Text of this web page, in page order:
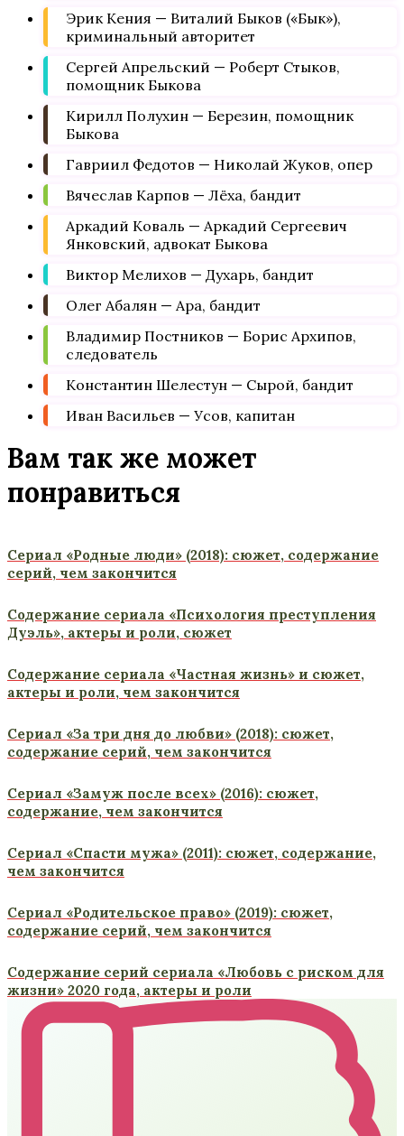
Эрик Кения — Виталий Быков («Бык»),
криминальный авторитет
Сергей Апрельский — Роберт Стыков,
помощник Быкова
Кирилл Полухин — Березин, помощник
Быкова
Гавриил Федотов — Николай Жуков, опер
Вячеслав Карпов — Лёха, бандит
Аркадий Коваль — Аркадий Сергеевич
Янковский, адвокат Быкова
Виктор Мелихов — Духарь, бандит
Олег Абалян — Ара, бандит
Владимир Постников — Борис Архипов,
следователь
Константин Шелестун — Сырой, бандит
Иван Васильев — Усов, капитан
Вам так же может
понравиться
Сериал «Родные люди» (2018): сюжет, содержание
серий, чем закончится
Содержание сериала «Психология преступления
Дуэль», актеры и роли, сюжет
Содержание сериала «Частная жизнь» и сюжет,
актеры и роли, чем закончится
Сериал «За три дня до любви» (2018): сюжет,
содержание серий, чем закончится
Сериал «Замуж после всех» (2016): сюжет,
содержание, чем закончится
Сериал «Спасти мужа» (2011): сюжет, содержание,
чем закончится
Сериал «Родительское право» (2019): сюжет,
содержание серий, чем закончится
Содержание серий сериала «Любовь с риском для
жизни» 2020 года, актеры и роли